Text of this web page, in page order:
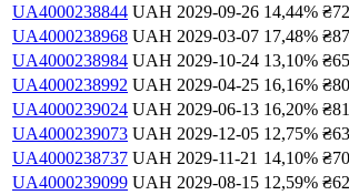
UA4000238844 UAH 2029-09-26 14,44% ₴
UA4000238968 UAH 2029-03-07 17,48% ₴
UA4000238984 UAH 2029-10-24 13,10% ₴
UA4000238992 UAH 2029-04-25 16,16% ₴
UA4000239024 UAH 2029-06-13 16,20% ₴
UA4000239073 UAH 2029-12-05 12,75% ₴
UA4000238737 UAH 2029-11-21 14,10% ₴
UA4000239099 UAH 2029-08-15 12,59% ₴